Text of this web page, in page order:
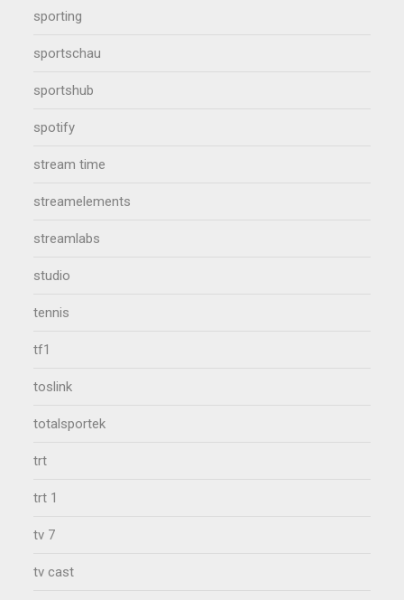
sporting
sportschau
sportshub
spotify
stream time
streamelements
streamlabs
studio
tennis
tf1
toslink
totalsportek
trt
trt 1
tv 7
tv cast